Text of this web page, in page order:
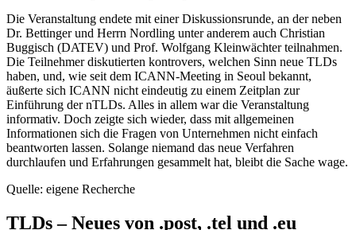
Die Veranstaltung endete mit einer Diskussionsrunde, an der neben
Dr. Bettinger und Herrn Nordling unter anderem auch Christian
Buggisch (DATEV) und Prof. Wolfgang Kleinwächter teilnahmen.
Die Teilnehmer diskutierten kontrovers, welchen Sinn neue TLDs
haben, und, wie seit dem ICANN-Meeting in Seoul bekannt,
äußerte sich ICANN nicht eindeutig zu einem Zeitplan zur
Einführung der nTLDs. Alles in allem war die Veranstaltung
informativ. Doch zeigte sich wieder, dass mit allgemeinen
Informationen sich die Fragen von Unternehmen nicht einfach
beantworten lassen. Solange niemand das neue Verfahren
durchlaufen und Erfahrungen gesammelt hat, bleibt die Sache wage.
Quelle: eigene Recherche
TLDs – Neues von .post, .tel und .eu